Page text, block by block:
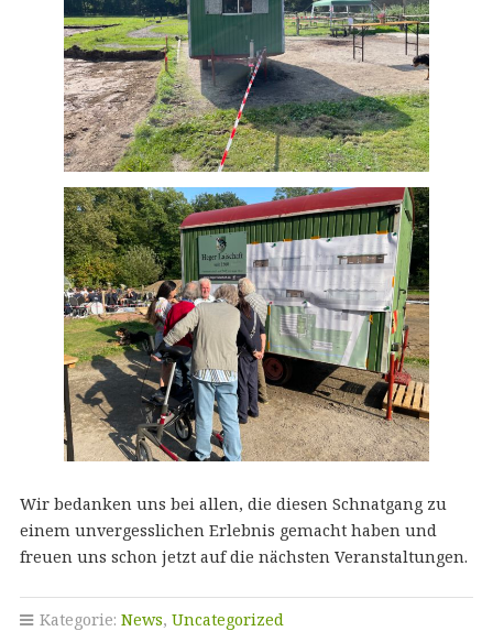
Wir bedanken uns bei allen, die diesen Schnatgang zu
einem unvergesslichen Erlebnis gemacht haben und
freuen uns schon jetzt auf die nächsten Veranstaltungen.
Kategorie: News, Uncategorized